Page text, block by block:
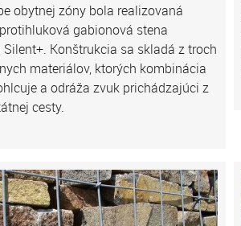
obytnej zóny bola realizovaná
gabionová stena
Konštrukcia sa skladá z troch
materiálov, ktorých kombinácia
a odráža zvuk prichádzajúci z
cesty.